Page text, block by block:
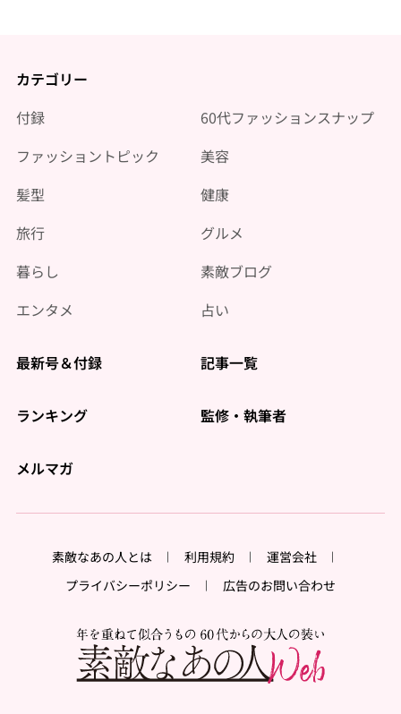
カテゴリー
付録
60代ファッションスナップ
ファッショントピック
美容
髪型
健康
旅行
グルメ
暮らし
素敵ブログ
エンタメ
占い
最新号＆付録 記事一覧
ランキング 監修・執筆者
メルマガ
素敵なあの人とは 利用規約
運営会社
プライバシーポリシー
広告のお問い合わせ